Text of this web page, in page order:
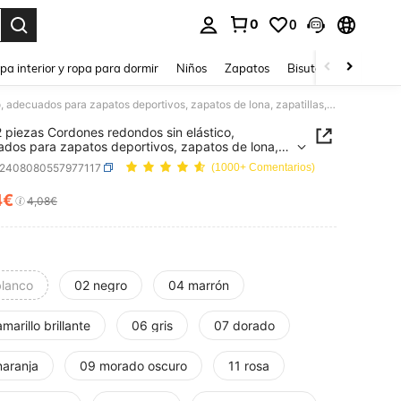
0 0
interior y ropa para dormir Niños Zapatos Bisutería Y
1 par/2 piezas Cordones redondos sin elástico, adecuados para zapatos deportivos, zapatos de lona, zapatillas, botas, zapatos de senderismo, zapatos para hombres y mujeres, 120 cm (aproximadamente 47,2 pulgadas)
piezas Cordones redondos sin elástico,
para zapatos deportivos, zapatos de lona,
botas, zapatos de senderismo, zapatos para
y mujeres, 120 cm (aproximadamente 47,2
(1000+ Comentarios)
AND AVAILABILITY
4,08€
02 negro 04 marrón
brillante 06 gris 07 dorado
09 morado oscuro 11 rosa